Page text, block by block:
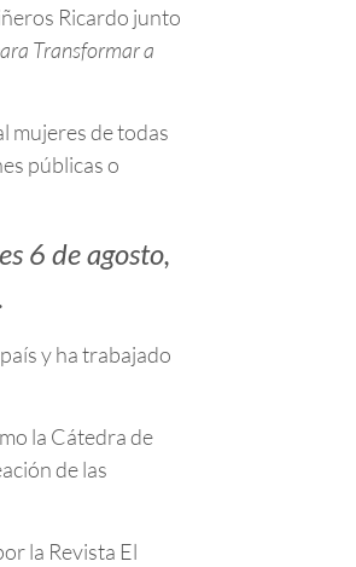
Ricardo junto
Transformar a
mujeres de todas
públicas o
6 de agosto,
y ha trabajado
la Cátedra de
de las
la Revista El